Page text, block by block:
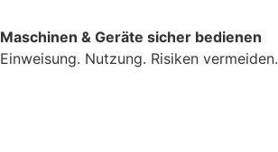
Maschinen & Geräte sicher bedienen
Einweisung. Nutzung. Risiken vermeiden.